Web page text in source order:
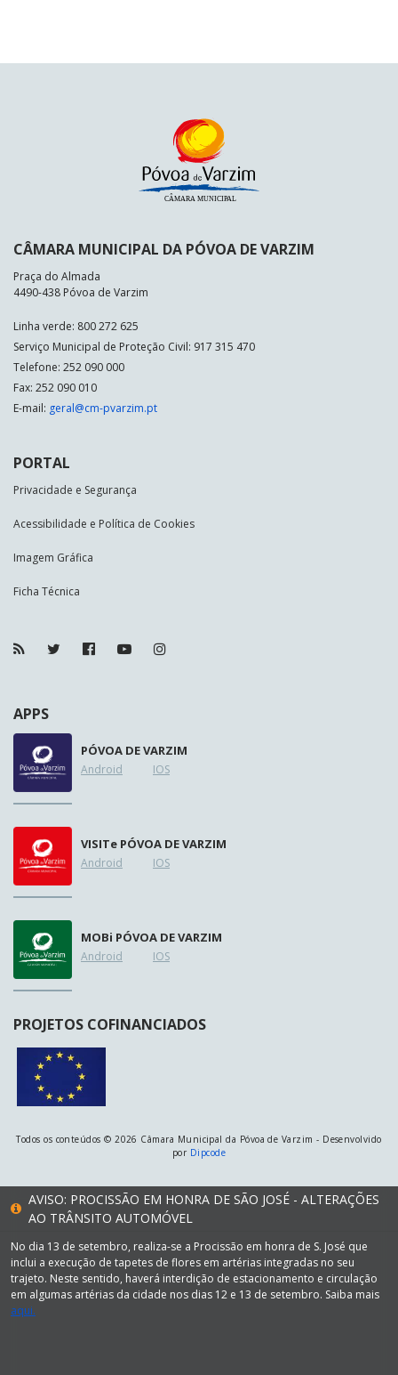
CÂMARA MUNICIPAL DA PÓVOA DE VARZIM
Praça do Almada
4490-438 Póvoa de Varzim
Linha verde: 800 272 625
Serviço Municipal de Proteção Civil: 917 315 470
Telefone: 252 090 000
Fax: 252 090 010
E-mail: geral@cm-pvarzim.pt
PORTAL
Privacidade e Segurança
Acessibilidade e Política de Cookies
Imagem Gráfica
Ficha Técnica
APPS
PÓVOA DE VARZIM
Android IOS
VISITe PÓVOA DE VARZIM
Android IOS
MOBi PÓVOA DE VARZIM
Android IOS
PROJETOS COFINANCIADOS
Todos os conteúdos © 2026 Câmara Municipal da Póvoa de Varzim - Desenvolvido
por Dipcode
AVISO: PROCISSÃO EM HONRA DE SÃO JOSÉ - ALTERAÇÕES
AO TRÂNSITO AUTOMÓVEL
No dia 13 de setembro, realiza-se a Procissão em honra de S. José que
inclui a execução de tapetes de flores em artérias integradas no seu
trajeto. Neste sentido, haverá interdição de estacionamento e circulação
em algumas artérias da cidade nos dias 12 e 13 de setembro. Saiba mais
aqui.